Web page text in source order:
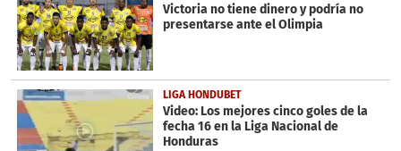
Victoria no tiene dinero y podría no
presentarse ante el Olimpia
LIGA HONDUBET
Video: Los mejores cinco goles de la
fecha 16 en la Liga Nacional de
Honduras